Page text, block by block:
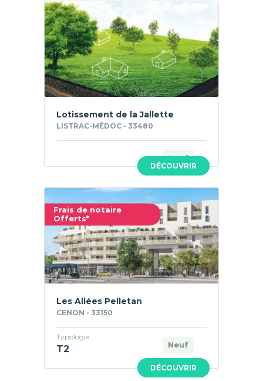
DÉCOUVRIR
Lotissement de la Jallette
LISTRAC-MÉDOC - 33480
Neuf
Frais de notaire
Offerts*
DÉCOUVRIR
Les Allées Pelletan
CENON - 33150
Neuf
Typologie
T2